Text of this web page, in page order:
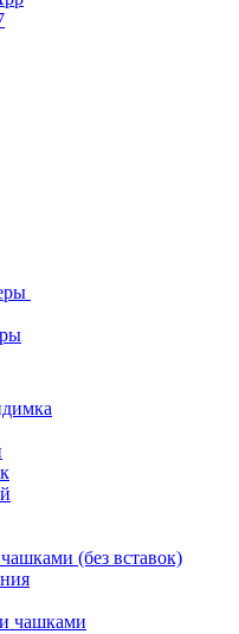
(без вставок)
чашками